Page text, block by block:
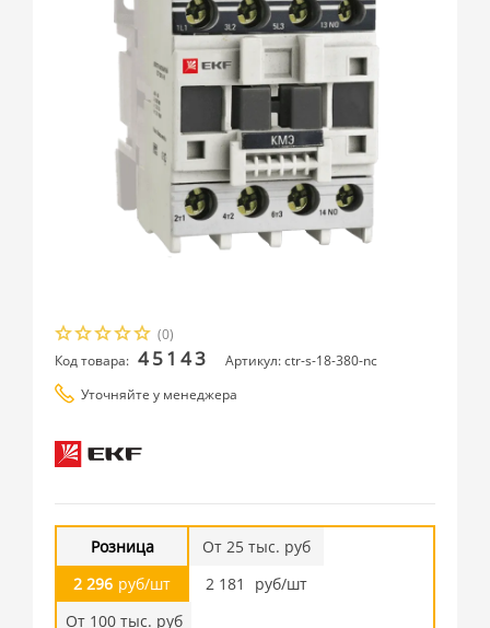
(0)
Код товара: 45143
Артикул: ctr-s-18-380-nc
Уточняйте у менеджера
Розница
2 296 руб/шт
От 25 тыс. руб
2 181
руб/шт
От 100 тыс. руб